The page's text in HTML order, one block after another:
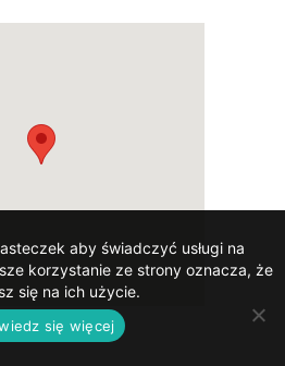
aby świadczyć usługi na
korzystanie ze strony oznacza, że
się na ich użycie.
się więcej